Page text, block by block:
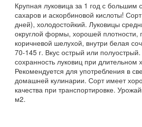
Крупная луковица за 1 год с большим
сахаров и аскорбиновой кислоты!
дней), холодостойкий. Луковицы
округлой формы, хорошей плотности,
коричневой шелухой, внутри белая
70-145 г. Вкус острый или
сохранность луковиц при длительном
Рекомендуется для употребления в
домашней кулинарии. Сорт имеет
качества при транспортировке.
м2.